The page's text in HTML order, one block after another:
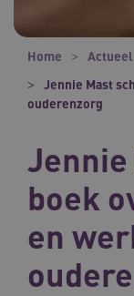
Home Actueel
Jennie Mast
ouderenzorg
boek
en